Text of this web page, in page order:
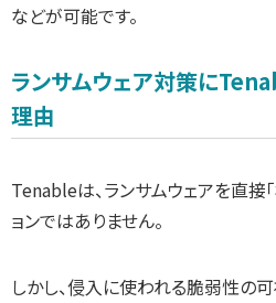
などが可能です。
ランサムウェア対策に
理由
Tenableは、ランサムウェアを直接
ョンではありません。
しかし、侵入に使われる脆弱性の